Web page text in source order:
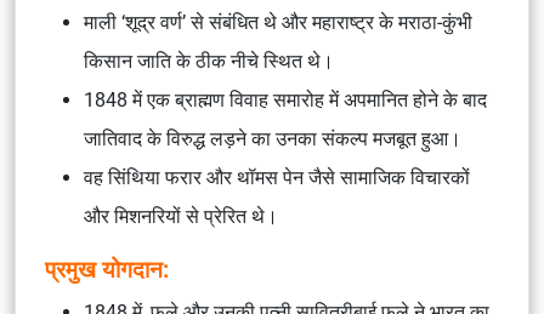
माली ‘शूद्र वर्ण’ से संबंधित थे और महाराष्ट्र के मराठा-कुंभी
किसान जाति के ठीक नीचे स्थित थे।
1848 में एक ब्राह्मण विवाह समारोह में अपमानित होने के बाद
जातिवाद के विरुद्ध लड़ने का उनका संकल्प मजबूत हुआ।
वह सिंथिया फरार और थॉमस पेन जैसे सामाजिक विचारकों
और मिशनरियों से प्रेरित थे।
प्रमुख योगदान: